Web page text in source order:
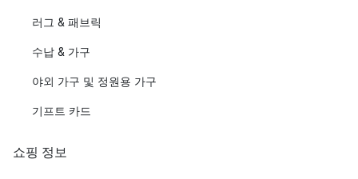
러그 & 패브릭
수납 & 가구
야외 가구 및 정원용 가구
기프트 카드
쇼핑 정보